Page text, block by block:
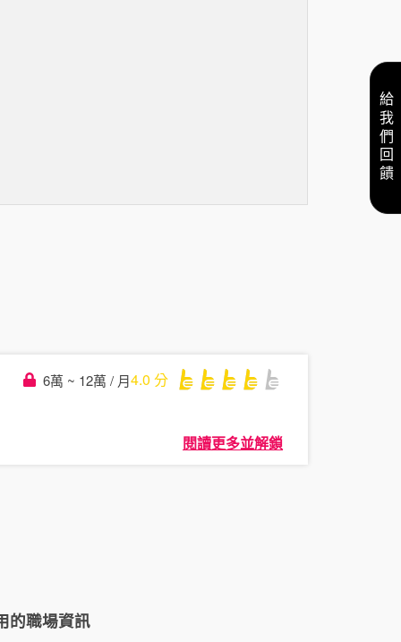
6萬 ~ 12萬 / 月4.0 分
閱讀更多並解鎖
的職場資訊
給我們回饋